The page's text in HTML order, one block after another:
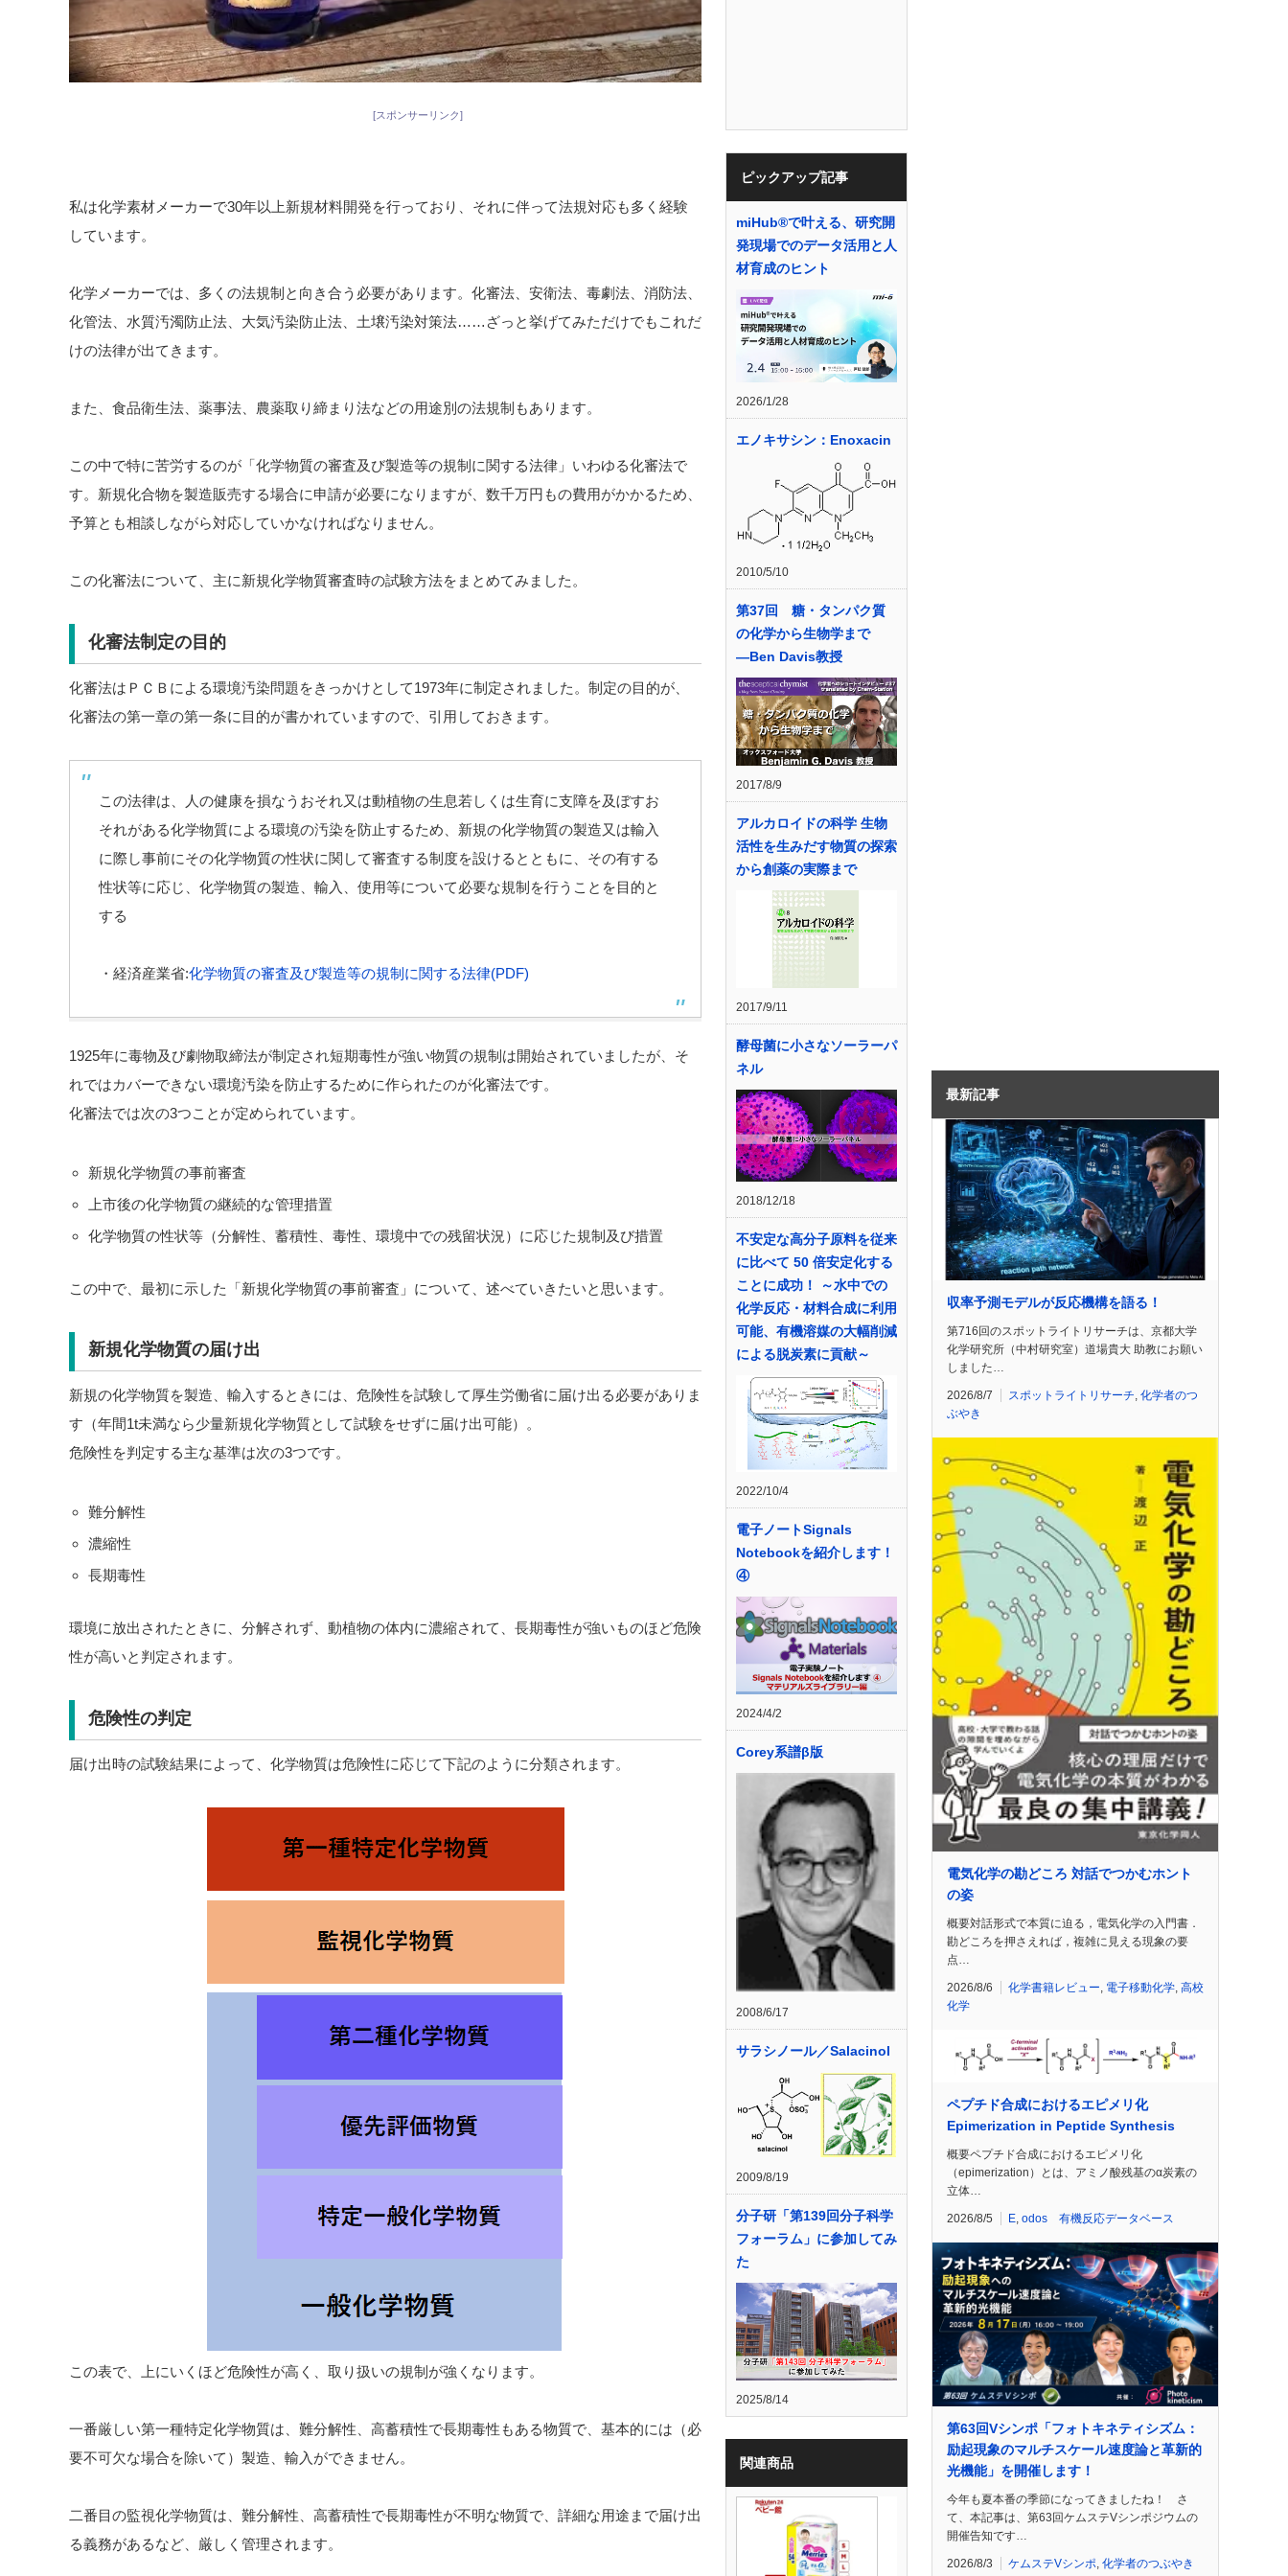
[スポンサーリンク]
私は化学素材メーカーで30年以上新規材料開発を行っており、それに伴って法規対応も多く経験
しています。
化学メーカーでは、多くの法規制と向き合う必要があります。化審法、安衛法、毒劇法、消防法、
化管法、水質汚濁防止法、大気汚染防止法、土壌汚染対策法……ざっと挙げてみただけでもこれだ
けの法律が出てきます。
また、食品衛生法、薬事法、農薬取り締まり法などの用途別の法規制もあります。
この中で特に苦労するのが「化学物質の審査及び製造等の規制に関する法律」いわゆる化審法で
す。新規化合物を製造販売する場合に申請が必要になりますが、数千万円もの費用がかかるため、
予算とも相談しながら対応していかなければなりません。
この化審法について、主に新規化学物質審査時の試験方法をまとめてみました。
化審法制定の目的
化審法はＰＣＢによる環境汚染問題をきっかけとして1973年に制定されました。制定の目的が、
化審法の第一章の第一条に目的が書かれていますので、引用しておきます。
この法律は、人の健康を損なうおそれ又は動植物の生息若しくは生育に支障を及ぼすお
それがある化学物質による環境の汚染を防止するため、新規の化学物質の製造又は輸入
に際し事前にその化学物質の性状に関して審査する制度を設けるとともに、その有する
性状等に応じ、化学物質の製造、輸入、使用等について必要な規制を行うことを目的と
する
・経済産業省:化学物質の審査及び製造等の規制に関する法律(PDF)
1925年に毒物及び劇物取締法が制定され短期毒性が強い物質の規制は開始されていましたが、そ
れではカバーできない環境汚染を防止するために作られたのが化審法です。
化審法では次の3つことが定められています。
新規化学物質の事前審査
上市後の化学物質の継続的な管理措置
化学物質の性状等（分解性、蓄積性、毒性、環境中での残留状況）に応じた規制及び措置
この中で、最初に示した「新規化学物質の事前審査」について、述べていきたいと思います。
新規化学物質の届け出
新規の化学物質を製造、輸入するときには、危険性を試験して厚生労働省に届け出る必要がありま
す（年間1t未満なら少量新規化学物質として試験をせずに届け出可能）。
危険性を判定する主な基準は次の3つです。
難分解性
濃縮性
長期毒性
環境に放出されたときに、分解されず、動植物の体内に濃縮されて、長期毒性が強いものほど危険
性が高いと判定されます。
危険性の判定
届け出時の試験結果によって、化学物質は危険性に応じて下記のように分類されます。
この表で、上にいくほど危険性が高く、取り扱いの規制が強くなります。
一番厳しい第一種特定化学物質は、難分解性、高蓄積性で長期毒性もある物質で、基本的には（必
要不可欠な場合を除いて）製造、輸入ができません。
二番目の監視化学物質は、難分解性、高蓄積性で長期毒性が不明な物質で、詳細な用途まで届け出
る義務があるなど、厳しく管理されます。
ピックアップ記事
miHub®で叶える、研究開
発現場でのデータ活用と人
材育成のヒント
2026/1/28
エノキサシン：Enoxacin
2010/5/10
第37回 糖・タンパク質
の化学から生物学まで
―Ben Davis教授
2017/8/9
アルカロイドの科学 生物
活性を生みだす物質の探索
から創薬の実際まで
2017/9/11
酵母菌に小さなソーラーパ
ネル
2018/12/18
不安定な高分子原料を従来
に比べて 50 倍安定化する
ことに成功！ ～水中での
化学反応・材料合成に利用
可能、有機溶媒の大幅削減
による脱炭素に貢献～
2022/10/4
電子ノートSignals
Notebookを紹介します！
④
2024/4/2
Corey系譜β版
2008/6/17
サラシノール／Salacinol
2009/8/19
分子研「第139回分子科学
フォーラム」に参加してみ
た
2025/8/14
関連商品
最新記事
収率予測モデルが反応機構を語る！
第716回のスポットライトリサーチは、京都大学
化学研究所（中村研究室）道場貴大 助教にお願い
しました…
2026/8/7 スポットライトリサーチ 化学者のつ
ぶやき
電気化学の勘どころ 対話でつかむホント
の姿
概要対話形式で本質に迫る，電気化学の入門書．
勘どころを押さえれば，複雑に見える現象の要
点…
2026/8/6 化学書籍レビュー 電子移動化学 高校
化学
ペプチド合成におけるエピメリ化
Epimerization in Peptide Synthesis
概要ペプチド合成におけるエピメリ化
（epimerization）とは、アミノ酸残基のα炭素の
立体…
2026/8/5 E odos 有機反応データベース
第63回Vシンポ「フォトキネティシズム：
励起現象のマルチスケール速度論と革新的
光機能」を開催します！
今年も夏本番の季節になってきましたね！ さ
て、本記事は、第63回ケムステVシンポジウムの
開催告知です…
2026/8/3 ケムステVシンポ, 化学者のつぶやき